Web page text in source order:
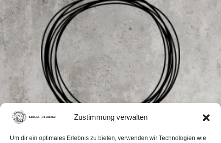
Zustimmung verwalten
Um dir ein optimales Erlebnis zu bieten, verwenden wir Technologien wie
Kontakt